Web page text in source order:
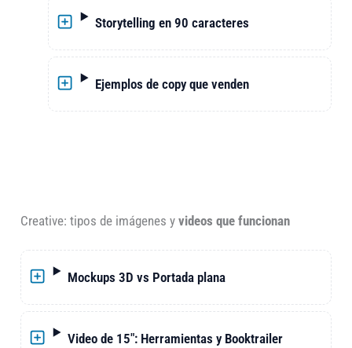
Storytelling en 90 caracteres
Ejemplos de copy que venden
Creative: tipos de imágenes y videos que funcionan
Mockups 3D vs Portada plana
Video de 15″: Herramientas y Booktrailer